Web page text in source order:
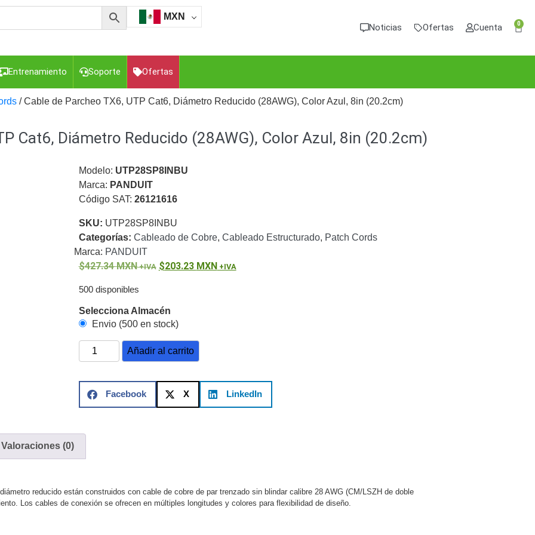
MXN
Noticias Ofertas Cuenta 0
Entrenamiento Soporte Ofertas
para Computadora y SmartphonesCajas de
Gabinetes de Acero para DVR y NVR
Gabinetes para
y Brackets para CámarasPartes o
Transceptores de Video
Cable Coaxial y ConectoresCables Armados -
Para Alimentación y Electricidad
RG59 Tipo
Bala Codificadores y Decodificadores de
Fisheye y HemisféricasLente Motorizado
Domo / Eyeball / TurretEspecialesLente
Videograbadoras Analógicas - TurboHD TVI / AHD / CVI
Fuentes de Alimentación
Fuentes de Alimentación con
PoE de Largo AlcanceUPS - No Break
TurboHD de 8 Canales
/ Monitores
/ Cable de Parcheo TX6, UTP Cat6, Diámetro Reducido (28AWG), Color Azul, 8in (20.2cm)
Cat6, Diámetro Reducido (28AWG), Color Azul, 8in (20.2cm)
Modelo: UTP28SP8INBU
Marca: PANDUIT
Código SAT: 26121616
SKU: UTP28SP8INBU
Categorías: Cableado de Cobre, Cableado Estructurado, Patch Cords
Marca: PANDUIT
427.34MXN 203.23 MXN
500 disponibles
Selecciona Almacén
Envio (500 en stock)
Añadir al carrito
Facebook X LinkedIn
Valoraciones (0)
reducido están construidos con cable de cobre de par trenzado sin blindar calibre 28 AWG (CM/LSZH de doble
Los cables de conexión se ofrecen en múltiples longitudes y colores para flexibilidad de diseño.